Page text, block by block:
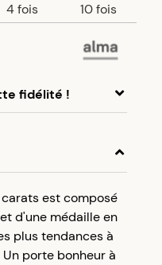
4fois 10fois
fidélité !
de vos achats dans
d’achat.
dès votre
de 50€ d’achats.
est composé
d'une médaille en
plus tendances à
porte bonheur à